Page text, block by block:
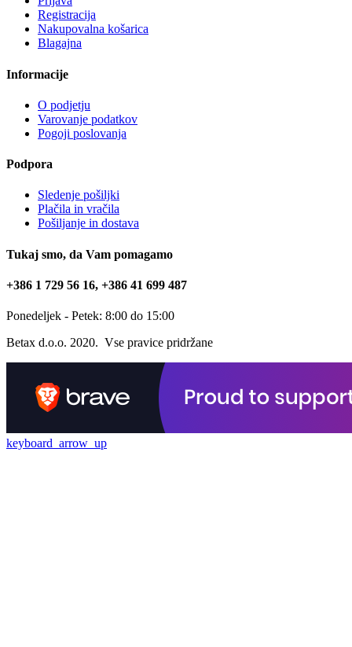
Registracija
Nakupovalna košarica
Blagajna
Informacije
O podjetju
Varovanje podatkov
Pogoji poslovanja
Podpora
Sledenje pošiljki
Plačila in vračila
Pošiljanje in dostava
Tukaj smo, da Vam pomagamo
+386 1 729 56 16, +386 41 699 487
Ponedeljek - Petek: 8:00 do 15:00
Betax d.o.o. 2020. Vse pravice pridržane
keyboard_arrow_up